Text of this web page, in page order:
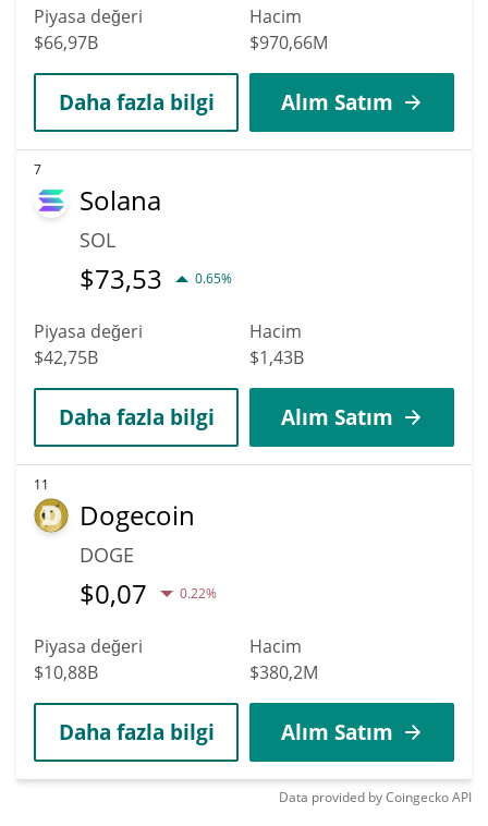
Piyasa değeri
$66,97B
Hacim
$970,66M
Daha fazla bilgi Alım Satım
7
Solana
SOL
$73,53 0.65%
Piyasa değeri
$42,75B
Hacim
$1,43B
Daha fazla bilgi Alım Satım
11
Dogecoin
DOGE
$0,07 0.22%
Piyasa değeri
$10,88B
Hacim
$380,2M
Daha fazla bilgi Alım Satım
Data provided byCoingeckoAPI